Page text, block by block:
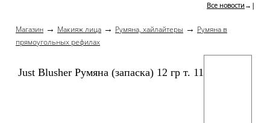
Все новости →|
Магазин → Макияж лица → Румяна, хайлайтеры → Румяна в
прямоугольных рефилах
Just Blusher Румяна (запаска) 12 гр т. 11